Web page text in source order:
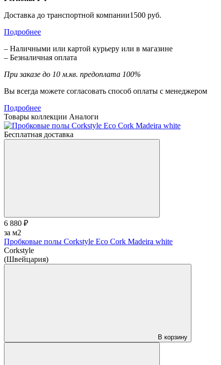
Доставка до транспортной компании1500 руб.
Подробнее
– Наличными или картой курьеру или в магазине
– Безналичная оплата
При заказе до 10 м.кв. предоплата 100%
Вы всегда можете согласовать способ оплаты с менеджером
Подробнее
Товары коллекции Аналоги
Бесплатная доставка
6 880 ₽
за м2
Пробковые полы Corkstyle Eco Cork Madeira white
Corkstyle
(Швейцария)
В корзину